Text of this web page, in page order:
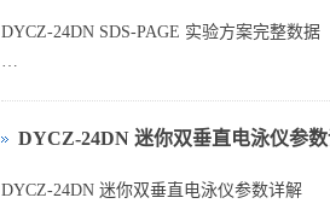
DYCZ‑24DN SDS‑PAGE 实验方案完整数据
用 DYCZ‑24DN 迷你双垂直电泳仪进行蛋
DYCZ‑24DN 迷你双垂直电泳仪参
DYCZ‑24DN 迷你双垂直电泳仪参数详解